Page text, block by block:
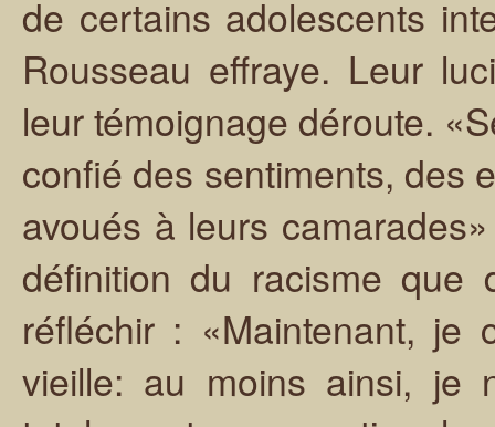
de certains adolescents
Rousseau effraye. Leur
leur témoignage déroute.
confié des sentiments, des
avoués à leurs
définition du racisme que
réfléchir : «Maintenant, je
vieille: au moins ainsi, je